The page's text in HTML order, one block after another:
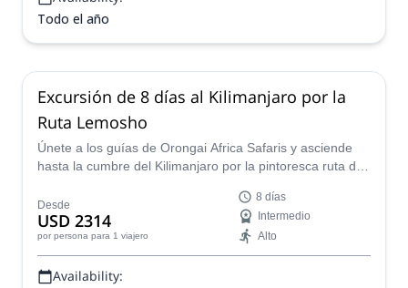
Todo el año
Excursión de 8 días al Kilimanjaro por la
Ruta Lemosho
Únete a los guías de Orongai Africa Safaris y asciende
hasta la cumbre del Kilimanjaro por la pintoresca ruta de
8 días.
Desde
USD 2314
por persona para 1 viajero
8 días
Intermedio
Alto
Availability: